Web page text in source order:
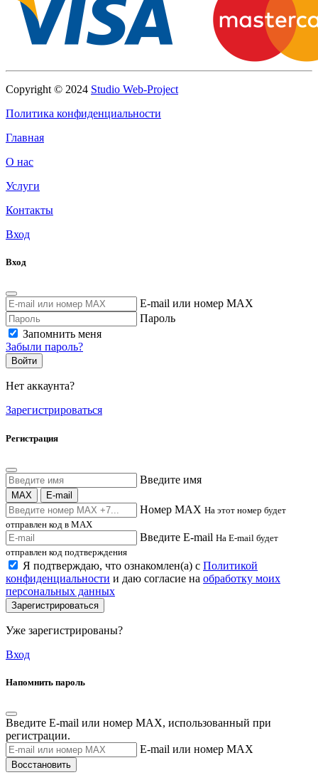
Copyright © 2024 Studio Web-Project
Политика конфиденциальности
Главная
О нас
Услуги
Контакты
Вход
Вход
E-mail или номер MAX
Пароль
Запомнить меня
Забыли пароль?
Войти
Нет аккаунта?
Зарегистрироваться
Регистрация
Введите имя
MAX E-mail
Номер MAX На этот номер будет
отправлен код в MAX
Введите E-mail На E-mail будет
отправлен код подтверждения
Я подтверждаю, что ознакомлен(а) с Политикой
конфиденциальности и даю согласие на обработку моих
персональных данных
Зарегистрироваться
Уже зарегистрированы?
Вход
Напомнить пароль
Введите E-mail или номер MAX, использованный при
регистрации.
E-mail или номер MAX
Восстановить